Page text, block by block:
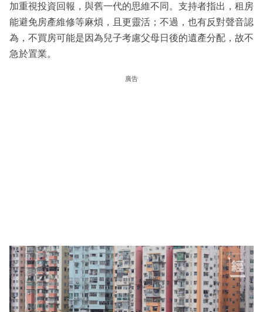
加重視投資回報，與舊一代的思維不同。支持者指出，租房
能避免房產維修等麻煩，且更靈活；不過，也有反對聲音認
為，不買房可能是因為兒子考慮父母日後的遺產分配，故不
急於置業。
廣告